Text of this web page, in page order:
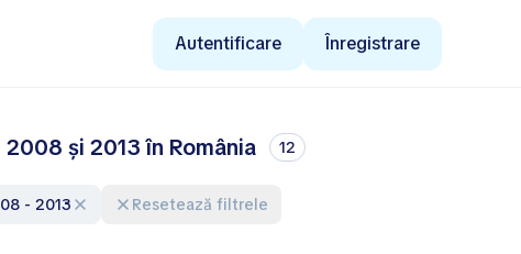
Autentificare Înregistrare
și 2013 în România 12
- 2013 Resetează filtrele